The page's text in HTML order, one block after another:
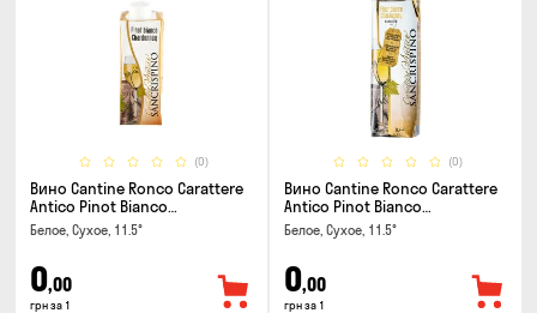
(0)
Вино Cantine Ronco Carattere
Antico Pinot Bianco
Chardonnay Rubicone IGT 0.25л
Белое, Сухое, 11.5°
0,00
грн за 1
(0)
Вино Cantine Ronco Carattere
Antico Pinot Bianco
Chardonnay Rubicone IGT 1л
Белое, Сухое, 11.5°
0,00
грн за 1